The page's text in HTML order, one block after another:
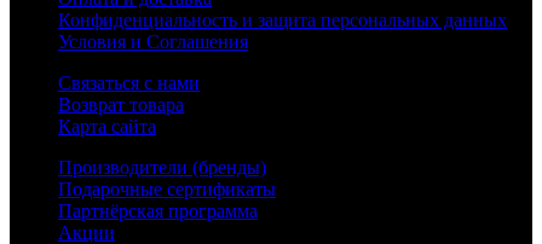
Конфиденциальность и защита персональных данных
Условия и Соглашения
Связаться с нами
Возврат товара
Карта сайта
Производители (бренды)
Подарочные сертификаты
Партнёрская программа
Акции